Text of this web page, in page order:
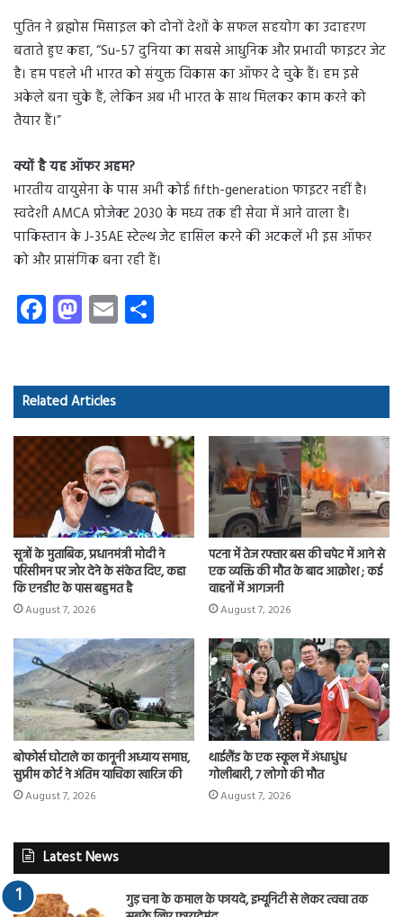
पुतिन ने ब्रह्मोस मिसाइल को दोनों देशों के सफल सहयोग का उदाहरण
बताते हुए कहा, “Su-57 दुनिया का सबसे आधुनिक और प्रभावी फाइटर जेट
है। हम पहले भी भारत को संयुक्त विकास का ऑफर दे चुके हैं। हम इसे
अकेले बना चुके हैं, लेकिन अब भी भारत के साथ मिलकर काम करने को
तैयार हैं।”
क्यों है यह ऑफर अहम?
भारतीय वायुसेना के पास अभी कोई fifth-generation फाइटर नहीं है।
स्वदेशी AMCA प्रोजेक्ट 2030 के मध्य तक ही सेवा में आने वाला है।
पाकिस्तान के J-35AE स्टेल्थ जेट हासिल करने की अटकलें भी इस ऑफर
को और प्रासंगिक बना रही हैं।
Fa
ce
o
ok
M
as
d
o
n
E
m
Related Articles
सूत्रों के मुताबिक, प्रधानमंत्री मोदी ने
परिसीमन पर जोर देने के संकेत दिए, कहा
कि एनडीए के पास बहुमत है
August 7, 2026
पटना में तेज रफ्तार बस की चपेट में आने से
एक व्यक्ति की मौत के बाद आक्रोश ; कई
वाहनों में आगजनी
August 7, 2026
बोफोर्स घोटाले का कानूनी अध्याय समाप्त,
सुप्रीम कोर्ट ने अंतिम याचिका खारिज की
August 7, 2026
थाईलैंड के एक स्कूल में अंधाधुंध
गोलीबारी, 7 लोगो की मौत
August 7, 2026
Latest News
गुड़ चना के कमाल के फायदे, इम्यूनिटी से लेकर त्वचा तक